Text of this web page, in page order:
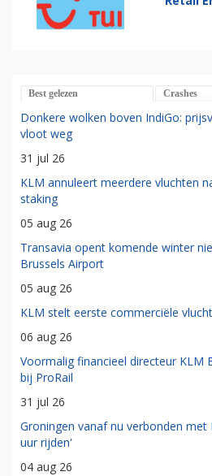
Best gelezen Crashes
Donkere wolken boven IndiGo:
vloot weg
31 jul 26
KLM annuleert meerdere vluchten
staking
05 aug 26
Transavia opent komende winter
Brussels Airport
05 aug 26
KLM stelt eerste commerciële
06 aug 26
Voormalig financieel directeur KLM
bij ProRail
31 jul 26
Groningen vanaf nu verbonden met
uur rijden'
04 aug 26